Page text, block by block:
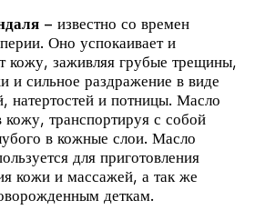
– известно со времен
Оно успокаивает и
кожу, заживляя грубые трещины,
и сильное раздражение в виде
натертостей и потницы. Масло
кожу, транспортируя с собой
в кожные слои. Масло
для приготовления
кожи и массажей, а так же
деткам.